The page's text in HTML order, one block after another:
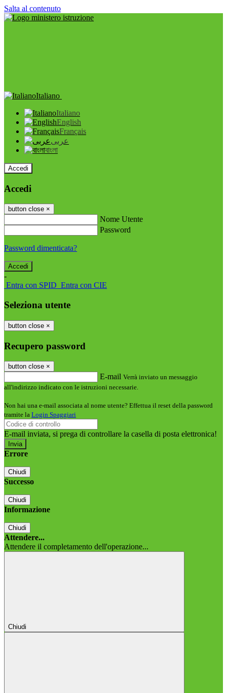
Salta al contenuto
Italiano
Italiano
English
Français
عربى
বাংলা
Accedi
Accedi
button close ×
Nome Utente
Password
Password dimenticata?
-
Entra con SPID Entra con CIE
Seleziona utente
button close ×
Recupero password
button close ×
E-mail Verrà inviato un messaggio
all'indirizzo indicato con le istruzioni necessarie.
Non hai una e-mail associata al nome utente? Effettua il reset della password
tramite la Login Spaggiari
E-mail inviata, si prega di controllare la casella di posta elettronica!
Errore
Chiudi
Successo
Chiudi
Informazione
Chiudi
Attendere...
Attendere il completamento dell'operazione...
Chiudi